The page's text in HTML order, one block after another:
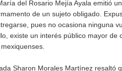
del Rosario Mejía Ayala emitió
de un sujeto obligado.
pues no ocasiona ninguna
existe un interés público mayor
Sharon Morales Martínez